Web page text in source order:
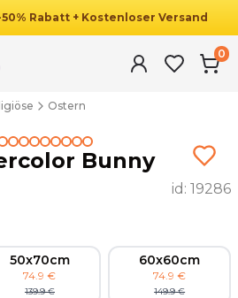
50% Rabatt + Kostenloser Versand
0
Ostern
Bunny
id: 19286
50x70cm
74.9 €
139.9 €
60x60cm
74.9 €
149.9 €